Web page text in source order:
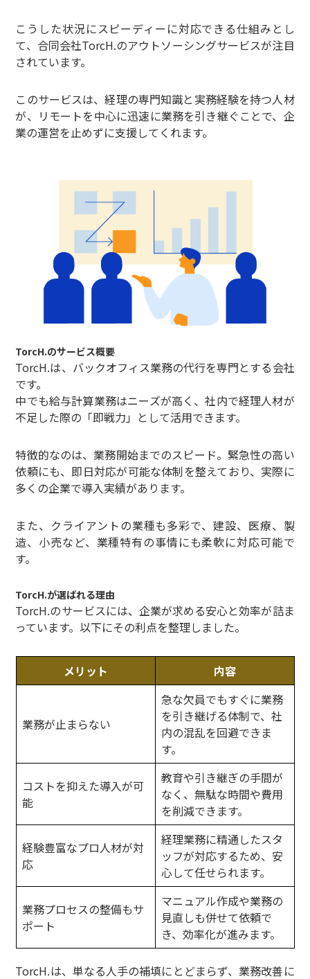
こうした状況にスピーディーに対応できる仕組みとし
て、合同会社TorcH.のアウトソーシングサービスが注目
されています。
このサービスは、経理の専門知識と実務経験を持つ人材
が、リモートを中心に迅速に業務を引き継ぐことで、企
業の運営を止めずに支援してくれます。
TorcH.のサービス概要
TorcH.は、バックオフィス業務の代行を専門とする会社
です。
中でも給与計算業務はニーズが高く、社内で経理人材が
不足した際の「即戦力」として活用できます。
特徴的なのは、業務開始までのスピード。緊急性の高い
依頼にも、即日対応が可能な体制を整えており、実際に
多くの企業で導入実績があります。
また、クライアントの業種も多彩で、建設、医療、製
造、小売など、業種特有の事情にも柔軟に対応可能で
す。
TorcH.が選ばれる理由
TorcH.のサービスには、企業が求める安心と効率が詰ま
っています。以下にその利点を整理しました。
メリット 内容
業務が止まらない
急な欠員でもすぐに業務
を引き継げる体制で、社
内の混乱を回避できま
す。
コストを抑えた導入が可
能
教育や引き継ぎの手間が
なく、無駄な時間や費用
を削減できます。
経験豊富なプロ人材が対
応
経理業務に精通したスタ
ッフが対応するため、安
心して任せられます。
業務プロセスの整備もサ
ポート
マニュアル作成や業務の
見直しも併せて依頼で
き、効率化が進みます。
TorcH.は、単なる人手の補填にとどまらず、業務改善に